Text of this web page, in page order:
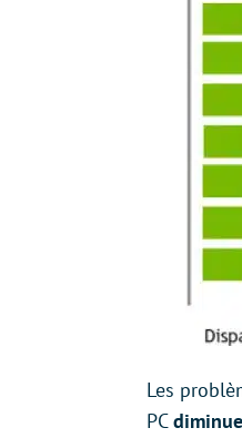
Les
PC